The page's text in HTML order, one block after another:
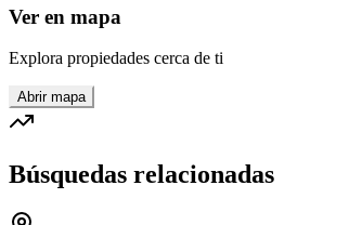
Ver en mapa
Explora propiedades cerca de ti
Abrir mapa
Búsquedas relacionadas